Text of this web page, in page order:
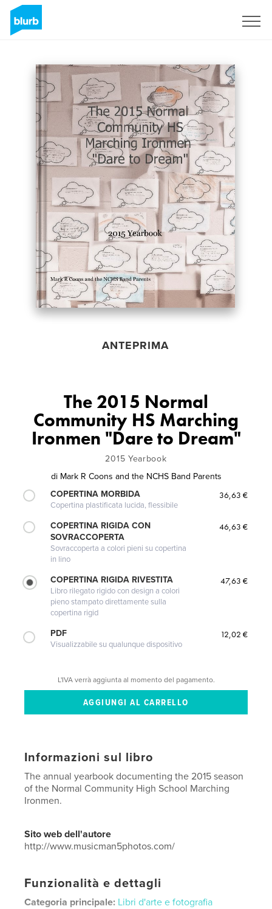
ANTEPRIMA
The 2015 Normal
Community HS Marching
Ironmen "Dare to Dream"
2015 Yearbook
di Mark R Coons and the NCHS Band Parents
COPERTINA MORBIDA
Copertina plastificata lucida, flessibile
36,63 €
COPERTINA RIGIDA CON
SOVRACCOPERTA
Sovraccoperta a colori pieni su copertina
in lino
46,63 €
COPERTINA RIGIDA RIVESTITA
Libro rilegato rigido con design a colori
pieno stampato direttamente sulla
copertina rigid
47,63 €
PDF
Visualizzabile su qualunque dispositivo
12,02 €
L'IVA verrà aggiunta al momento del pagamento.
Informazioni sul libro
The annual yearbook documenting the 2015 season
of the Normal Community High School Marching
Ironmen.
Sito web dell'autore
http://www.musicman5photos.com/
Funzionalità e dettagli
Categoria principale: Libri d'arte e fotografia